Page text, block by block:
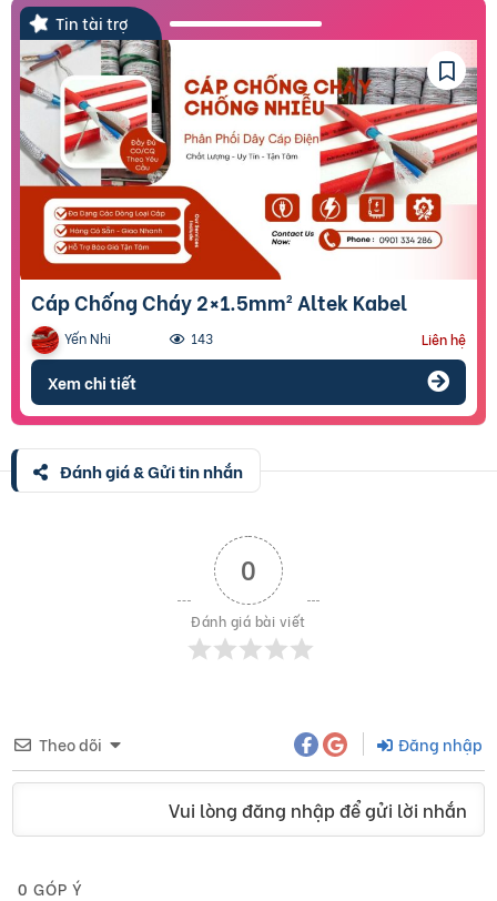
Tin tài trợ
Cáp Chống Cháy 2×1.5mm² Altek Kabel
Yến Nhi 143 Liên hệ
Xem chi tiết
Đánh giá & Gửi tin nhắn
0
Đánh giá bài viết
Theo dõi Đăng nhập
Vui lòng đăng nhập để gửi lời nhắn
0 GÓP Ý